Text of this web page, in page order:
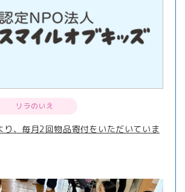
リラのいえ
り、毎月2回物品寄付をいただいていま